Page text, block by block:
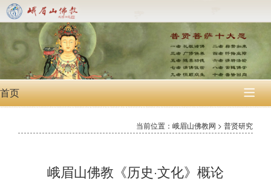
首页 
当前位置：峨眉山佛教网 > 普贤研究
峨眉山佛教《历史·文化》概论